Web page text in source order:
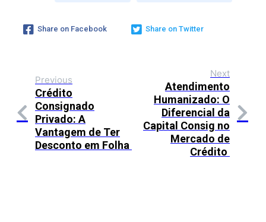
Share on Facebook Share on Twitter
Previous
Crédito
Consignado
Privado: A
Vantagem de Ter
Desconto em Folha
Next
Atendimento
Humanizado: O
Diferencial da
Capital Consig no
Mercado de
Crédito